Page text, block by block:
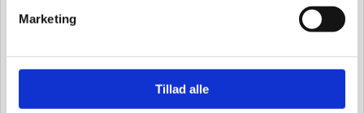
Marketing
Tillad alle